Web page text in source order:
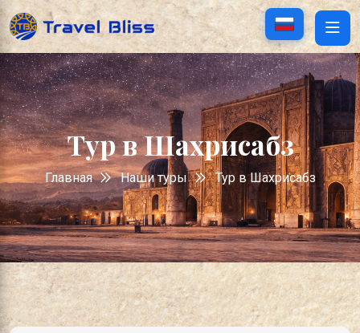
Тур в Шахрисабз
Главная Наши туры Тур в Шахрисабз